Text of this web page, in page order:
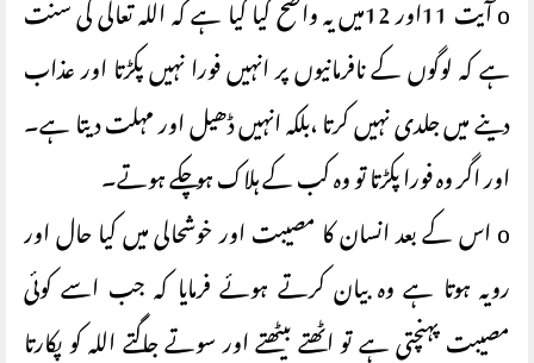
o آیت 11اور 12میں یہ واضح کیا گیا ہے کہ اللہ تعالی کی سنت
ہے کہ لوگوں کے نافرمانیوں پر انہیں فورا نہیں پکڑتا اور عذاب
دینے میں جلدی نہیں کرتا ،بلکہ انہیں ڈھیل اور مہلت دیتا ہے۔
اور اگر وہ فورا پکڑتا تو وہ کب کے ہلاک ہو چکے ہوتے۔
o اس کے بعد انسان کا مصیبت اور خوشحالی میں کیا حال اور
رویہ ہوتا ہے وہ بیان کرتے ہوئے فرمایا کہ جب اسے کوئی
مصیبت پہنچتی ہے تو اٹھتے بیٹھتے اور سوتے جاگتے اللہ کو پکارتا